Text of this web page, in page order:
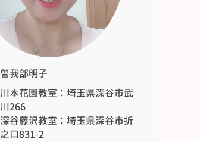
曽我部明子
川本花園教室：埼玉県深谷市武
川266
深谷藤沢教室：埼玉県深谷市折
之口831-2